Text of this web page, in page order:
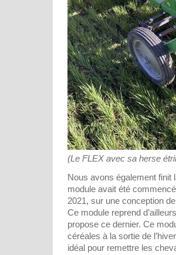
(Le FLEX avec sa herse
Nous avons également finit
module avait été
2021, sur une conception de
Ce module reprend
propose ce dernier. Ce
céréales à la sortie de
idéal pour remettre les